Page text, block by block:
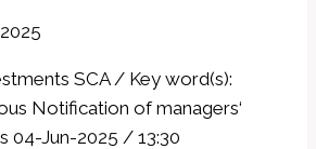
SCA / Key word(s):
Notification of managers‘
04-Jun-2025 / 13:30